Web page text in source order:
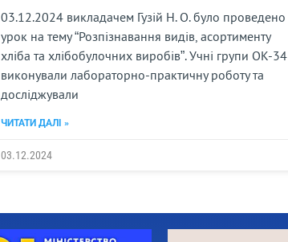
03.12.2024 викладачем Гузій Н. О. було проведено
урок на тему “Розпізнавання видів, асортименту
хліба та хлібобулочних виробів”. Учні групи ОК-34
виконували лабораторно-практичну роботу та
досліджували
ЧИТАТИ ДАЛІ »
03.12.2024